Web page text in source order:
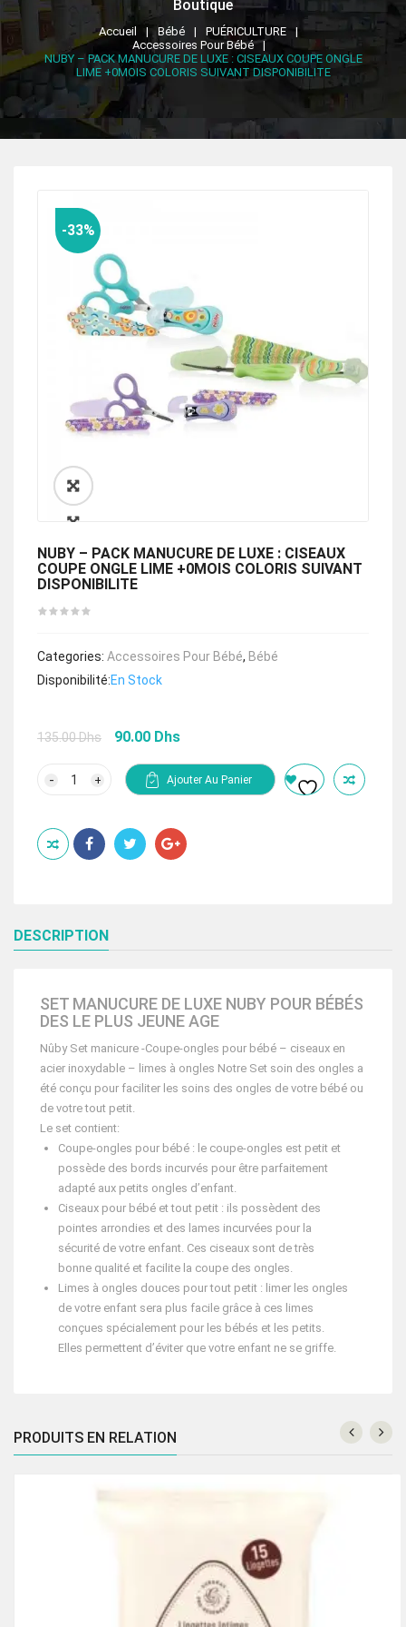
Boutique
Accueil Bébé
PUÉRICULTURE
Accessoires Pour Bébé
NUBY – PACK MANUCURE DE LUXE : CISEAUX COUPE ONGLE
LIME +0MOIS COLORIS SUIVANT DISPONIBILITE
🔍
-33%
NUBY – PACK MANUCURE DE LUXE : CISEAUX
COUPE ONGLE LIME +0MOIS COLORIS SUIVANT
DISPONIBILITE
Categories: Accessoires Pour Bébé, Bébé
Disponibilité:En Stock
135.00Dhs
Le
initial
était :
90.00 Dhs
est :
PACK
MANUCURE
DE
LIME
+0MOIS
Ajouter Au Panier
DESCRIPTION
SET MANUCURE DE LUXE NUBY POUR BÉBÉS
DES LE PLUS JEUNE AGE
Nûby Set manicure -Coupe-ongles pour bébé – ciseaux en
acier inoxydable – limes à ongles Notre Set soin des ongles a
été conçu pour faciliter les soins des ongles de votre bébé ou
de votre tout petit.
Le set contient:
Coupe-ongles pour bébé : le coupe-ongles est petit et
possède des bords incurvés pour être parfaitement
adapté aux petits ongles d’enfant.
Ciseaux pour bébé et tout petit : ils possèdent des
pointes arrondies et des lames incurvées pour la
sécurité de votre enfant. Ces ciseaux sont de très
bonne qualité et facilite la coupe des ongles.
Limes à ongles douces pour tout petit : limer les ongles
de votre enfant sera plus facile grâce à ces limes
conçues spécialement pour les bébés et les petits.
Elles permettent d’éviter que votre enfant ne se griffe.
PRODUITS EN RELATION